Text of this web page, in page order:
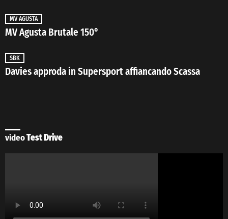
MV AGUSTA
MV Agusta Brutale 150°
SBK
Davies approda in Supersport affiancando Scassa
videoTest Drive